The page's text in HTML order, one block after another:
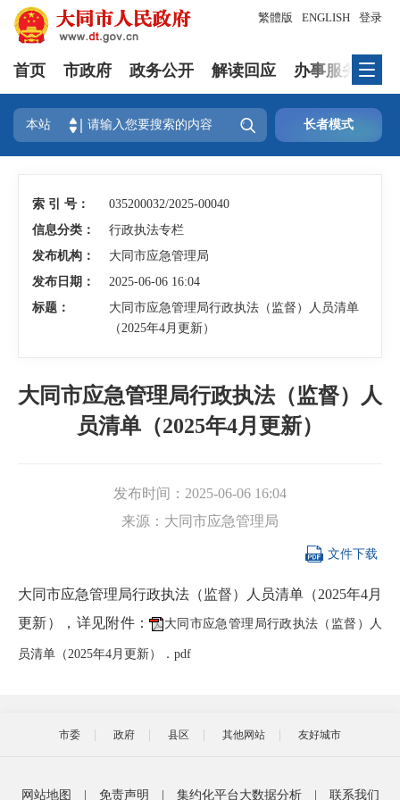
登录
繁體版 ENGLISH
首页 市政府 政务公开 解读回应 办事服务
本站  长者模式
索 引 号：
035200032/2025-00040
信息分类：
行政执法专栏
发布机构：
大同市应急管理局
发布日期：
2025-06-06 16:04
标题：
大同市应急管理局行政执法（监督）人员清单
（2025年4月更新）
大同市应急管理局行政执法（监督）人
员清单（2025年4月更新）
发布时间： 2025-06-06 16:04
来源： 大同市应急管理局
 文件下载
大同市应急管理局行政执法（监督）人员清单（2025年4月
更新），详见附件：
大同市应急管理局行政执法（监督）人
员清单（2025年4月更新）．pdf
市委 政府 县区 其他网站 友好城市
网站地图 免责声明 集约化平台大数据分析 联系我们